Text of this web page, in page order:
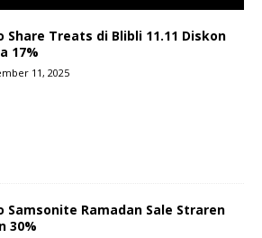
Share Treats di Blibli 11.11 Diskon
17%
11, 2025
Samsonite Ramadan Sale Straren
30%